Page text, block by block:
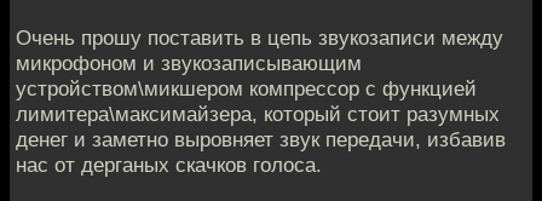
Очень прошу поставить в цепь звукозаписи между
микрофоном и звукозаписывающим
устройством\микшером компрессор с функцией
лимитера\максимайзера, который стоит разумных
денег и заметно выровняет звук передачи, избавив
нас от дерганых скачков голоса.